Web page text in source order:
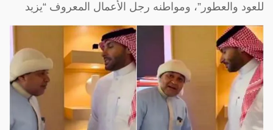
للعود والعطور”، ومواطنه رجل الأعمال المعروف “يزيد